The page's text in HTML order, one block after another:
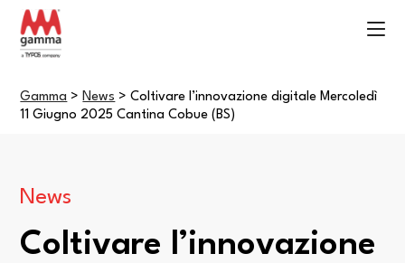
Gamma >News >Coltivare l’innovazione digitale Mercoledì
11 Giugno 2025 Cantina Cobue (BS)
News
Coltivare l’innovazione